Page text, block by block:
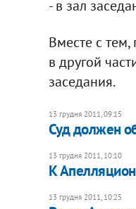
- в зал
Вместе с
в другой
заседания.
13 грудня 2011, 09:15
​Суд должен
13 грудня 2011, 10:10
​К
13 грудня 2011, 10:25